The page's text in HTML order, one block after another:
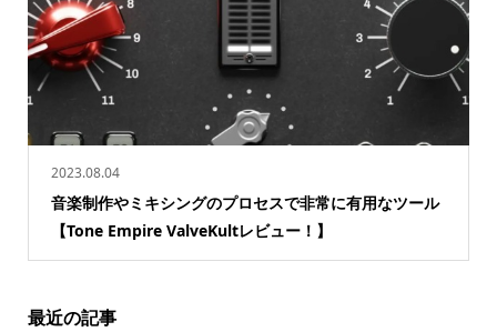
2023.08.04
音楽制作やミキシングのプロセスで非常に有用なツール
【Tone Empire ValveKultレビュー！】
最近の記事